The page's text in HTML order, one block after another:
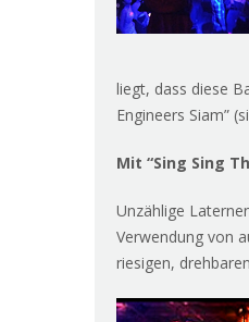
liegt, dass diese
Engineers Siam”
Mit “Sing Sing
Unzählige
Verwendung von
riesigen,